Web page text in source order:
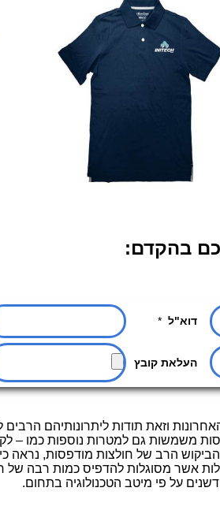
וזאת תודות ליתרונותיהם הרבים
משמשות גם למטרות נוספות כמו –
הביקוש הרב של חולצות מודפסות,
אשר מסוגלות להדפיס כמות רבה של
על פי מיטב הטכנולוגיה בתחום.
בהקדם: